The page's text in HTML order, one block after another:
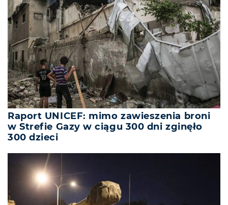
Raport UNICEF: mimo zawieszenia broni
w Strefie Gazy w ciągu 300 dni zginęło
300 dzieci